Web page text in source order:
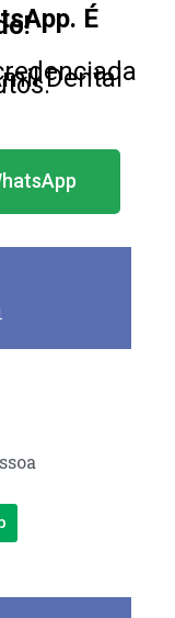
É
Dental